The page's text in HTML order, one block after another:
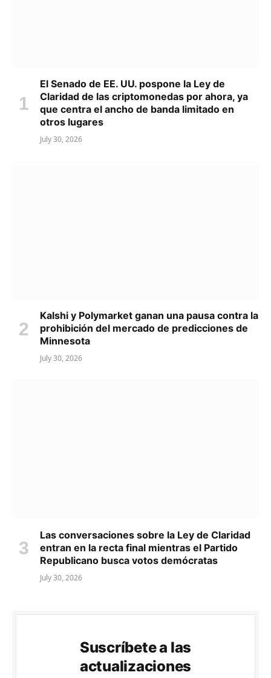
El Senado de EE. UU. pospone la Ley de
Claridad de las criptomonedas por ahora, ya
que centra el ancho de banda limitado en
otros lugares
July 30, 2026
Kalshi y Polymarket ganan una pausa contra la
prohibición del mercado de predicciones de
Minnesota
July 30, 2026
Las conversaciones sobre la Ley de Claridad
entran en la recta final mientras el Partido
Republicano busca votos demócratas
July 30, 2026
Suscríbete a las
actualizaciones